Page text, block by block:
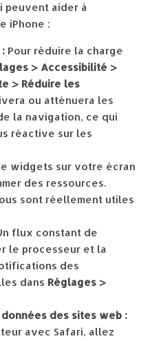
peuvent aider à
iPhone :
Pour réduire la charge
> Accessibilité >
> Réduire les
ou atténuera les
la navigation, ce qui
réactive sur les
widgets sur votre écran
des ressources.
sont réellement utiles
flux constant de
le processeur et la
des
dans Réglages >
des sites web :
avec Safari, allez